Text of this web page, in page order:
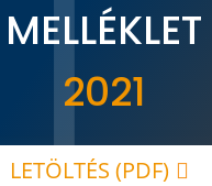
MELLÉKLET
2021
LETÖLTÉS (PDF)